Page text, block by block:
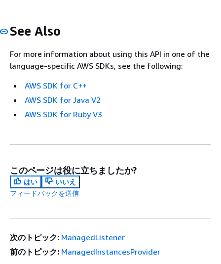
See Also
For more information about using this API in one of the
language-specific AWS SDKs, see the following:
AWS SDK for C++
AWS SDK for Java V2
AWS SDK for Ruby V3
このページは役に立ちましたか?
はい
いいえ
フィードバックを送信
次のトピック: ManagedListener
前のトピック: ManagedInstancesProvider